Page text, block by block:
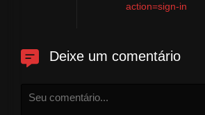
action=sign-in
Deixe um comentário